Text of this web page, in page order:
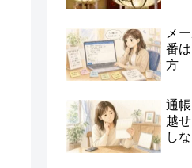
メ
番
方
通
越
し